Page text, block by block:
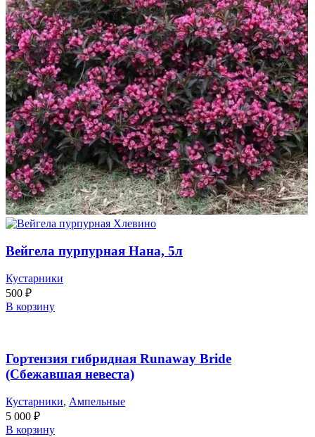
Вейгела пурпурная Нана, 5л
Кустарники
500 ₽
В корзину
Гортензия гибридная Runaway Bride
(Сбежавшая невеста)
Кустарники, Ампельные
5 000 ₽
В корзину